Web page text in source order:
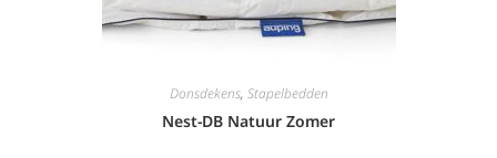
Donsdekens, Stapelbedden
Nest-DB Natuur Zomer